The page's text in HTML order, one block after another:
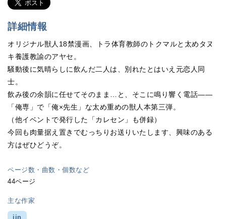
詳細情報
オリジナル獣人18禁漫画、トラ体育教師のトクマルと太めタヌ
キ養護教諭のアヤセ。
騒動後に気晴らしに飲んだ二人は、別れたとはいえ元恋人同
士。
飲み後の余韻に任せてそのまま…と、そこに鳴り響く電話――
「俺専」で「俺×先生」な太め重めの獣人本第三弾。
（他イベントで発行した「カレセン」も併録）
今回も肉量据え置きでむっちりお送りいたします、興味のある
方はぜひどうぞ。
ページ数・曲数・個数など
44ページ
主な作家
jin